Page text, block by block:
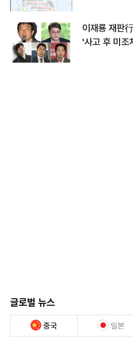
이재룡 재판
'사고 후 미조
글로벌 뉴스
중국 일본